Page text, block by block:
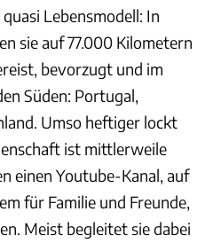
Lebensmodell: In
sie auf 77.000 Kilometern
bevorzugt und im
Süden: Portugal,
Umso heftiger lockt
ist mittlerweile
einen Youtube-Kanal, auf
für Familie und Freunde,
Meist begleitet sie dabei